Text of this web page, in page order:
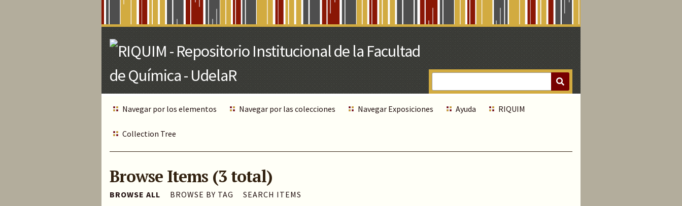
Navegar por los elementos Navegar por las colecciones Navegar Exposiciones Ayuda RIQUIM
Collection Tree
Browse Items (3 total)
BROWSE ALL BROWSE BY TAG SEARCH ITEMS